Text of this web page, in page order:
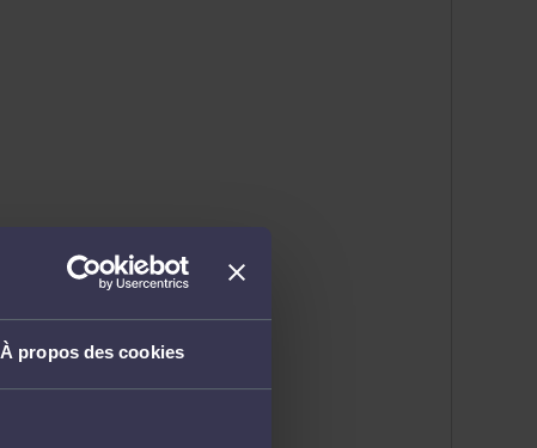
À propos des cookies